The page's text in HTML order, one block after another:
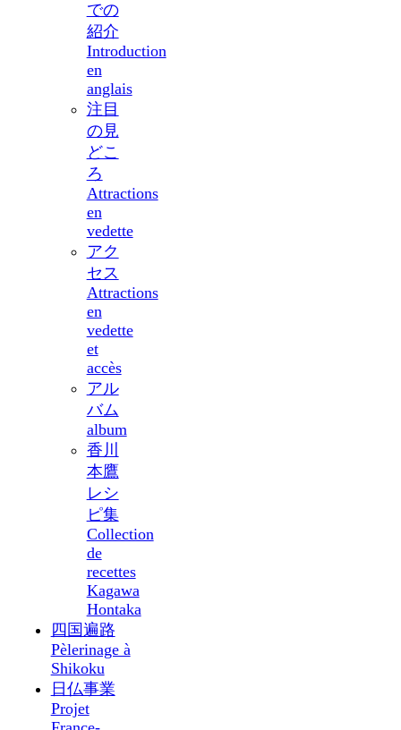
での
紹介
Introduction
en
anglais
注目
の見
どこ
ろ
Attractions
en
vedette
アク
セス
Attractions
en
vedette
et
accès
アル
バム
album
香川
本鷹
レシ
ピ集
Collection
de
recettes
Kagawa
Hontaka
四国遍路
Pèlerinage à
Shikoku
日仏事業
Projet